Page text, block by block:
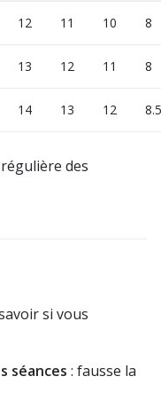
12 11 10 8
13 12 11 8
14 13 12 8.5
des
si vous
séances : fausse la